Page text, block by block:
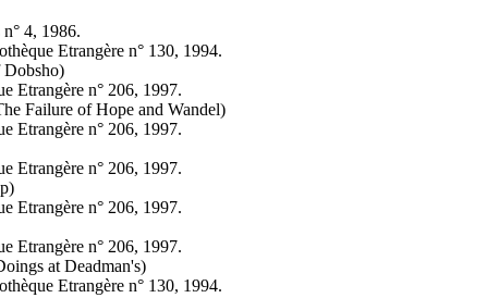
4, 1986.
Etrangère n° 130, 1994.
Dobsho)
Etrangère n° 206, 1997.
Failure of Hope and Wandel)
Etrangère n° 206, 1997.
Etrangère n° 206, 1997.
Etrangère n° 206, 1997.
Etrangère n° 206, 1997.
at Deadman's)
Etrangère n° 130, 1994.